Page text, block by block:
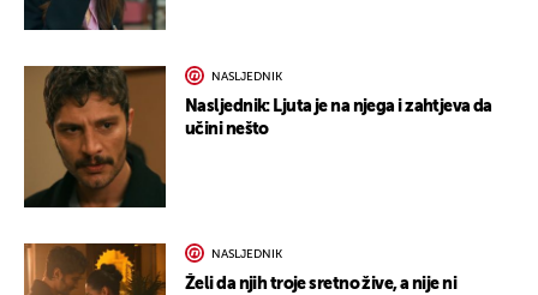
NASLJEDNIK
Nasljednik: Ljuta je na njega i zahtjeva da
učini nešto
NASLJEDNIK
Želi da njih troje sretno žive, a nije ni